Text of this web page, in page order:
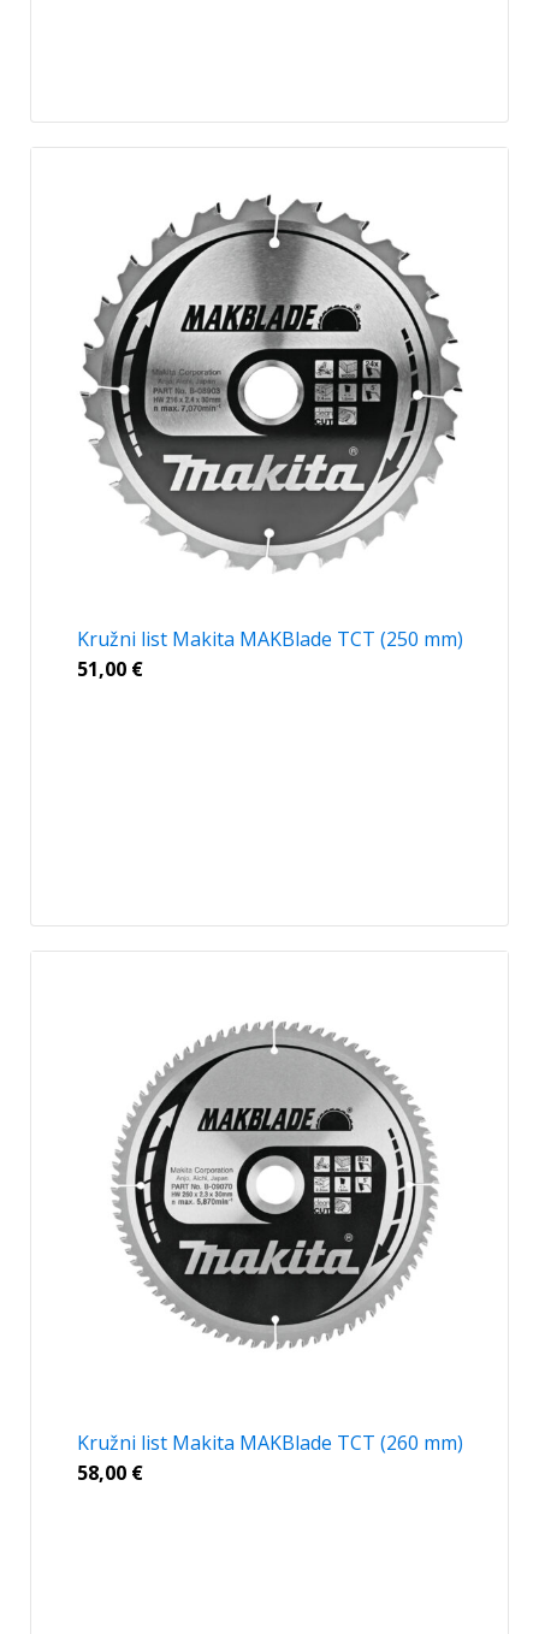
Kružni list Makita MAKBlade TCT (250 mm)
51,00 €
Kružni list Makita MAKBlade TCT (260 mm)
58,00 €